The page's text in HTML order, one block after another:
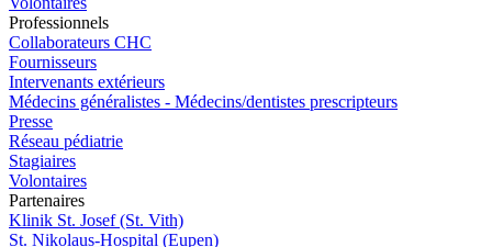
Professionnels
Collaborateurs CHC
Fournisseurs
Intervenants extérieurs
Médecins généralistes - Médecins/dentistes prescripteurs
Presse
Réseau pédiatrie
Stagiaires
Volontaires
Partenaires
Klinik St. Josef (St. Vith)
St. Nikolaus-Hospital (Eupen)